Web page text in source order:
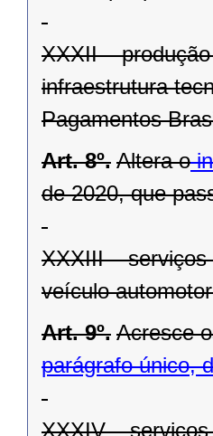
XXXII –
infraestrutura
Pagamentos
Art. 8º. Altera o
de 2020, que
XXXIII –
veículo
Art. 9º. Acresce
parágrafo único,
XXXIV –